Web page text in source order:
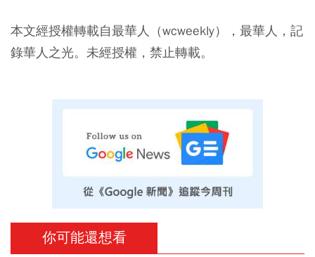
本文經授權轉載自最華人（wcweekly），最華人，記
錄華人之光。未經授權，禁止轉載。
你可能還想看